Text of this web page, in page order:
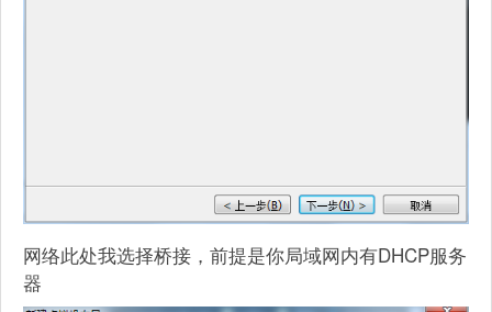
网络此处我选择桥接，前提是你局域网内有DHCP服务
器